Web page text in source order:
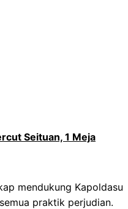
Seituan, 1 Meja
mendukung Kapoldasu
praktik perjudian.